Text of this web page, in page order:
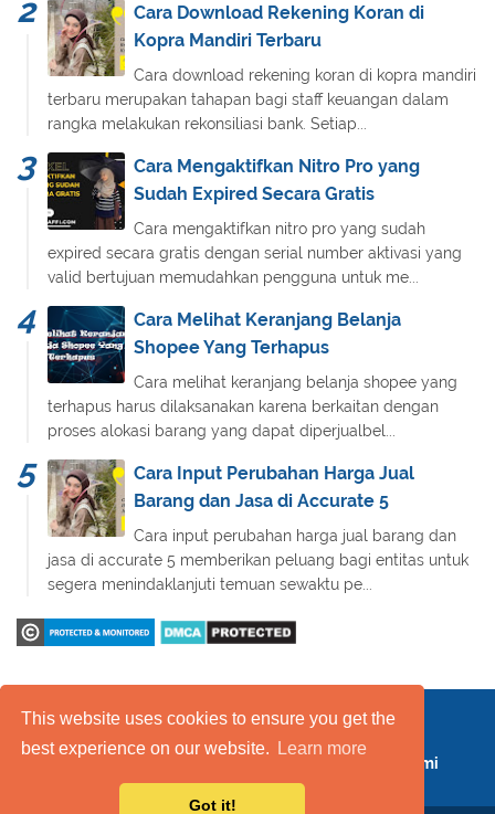
This website uses cookies to ensure you get the
best experience on our website.
Learn more
Got it!
Cara Download Rekening Koran di
Kopra Mandiri Terbaru
Cara download rekening koran di kopra mandiri
terbaru merupakan tahapan bagi staff keuangan dalam
rangka melakukan rekonsiliasi bank. Setiap...
Cara Mengaktifkan Nitro Pro yang
Sudah Expired Secara Gratis
Cara mengaktifkan nitro pro yang sudah
expired secara gratis dengan serial number aktivasi yang
valid bertujuan memudahkan pengguna untuk me...
Cara Melihat Keranjang Belanja
Shopee Yang Terhapus
Cara melihat keranjang belanja shopee yang
terhapus harus dilaksanakan karena berkaitan dengan
proses alokasi barang yang dapat diperjualbel...
Cara Input Perubahan Harga Jual
Barang dan Jasa di Accurate 5
Cara input perubahan harga jual barang dan
jasa di accurate 5 memberikan peluang bagi entitas untuk
segera menindaklanjuti temuan sewaktu pe...
Kebijakan Layanan
Kebijakan Privasi
Tentang Kami